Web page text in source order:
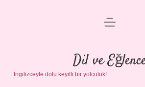
Anasayfa
Gizlilik Politikası
Yasal Uyarı
menüyü
Dil ve
İngilizceyle dolu keyifli bir yolculuk!